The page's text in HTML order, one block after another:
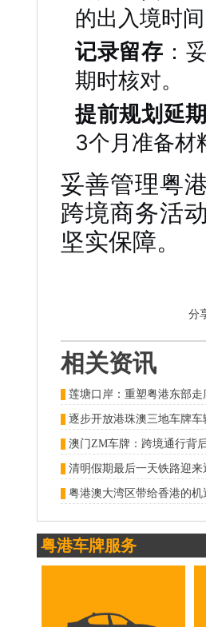
的出入境时
记录留存 ：
期时核对。
提前规划延
3个月准备材
妥善管理粤
跨境商务活
坚实保障。
分
相关资讯
莲塘口岸：重塑粤港东部
澳门ZM车牌：跨境通行背
粤港澳大湾区带给香港的
粤港车牌服务